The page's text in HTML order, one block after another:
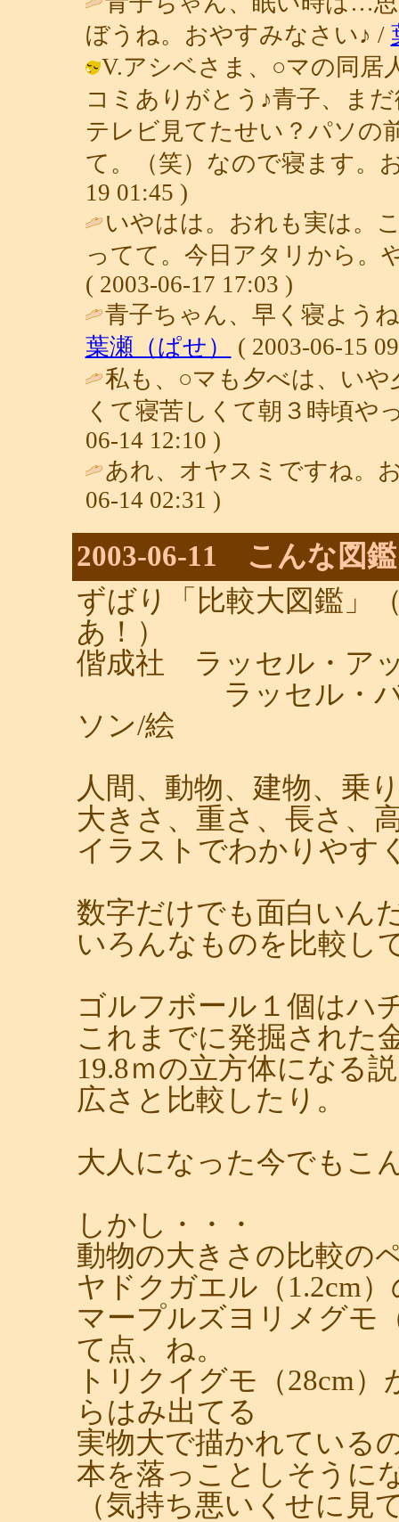
ぼうね。おやすみなさい♪ /
V.アシベさま、○マの同居
コミありがとう♪青子、ま
テレビ見てたせい？パソの
て。（笑）なので寝ます。
19 01:45 )
いやはは。おれも実は。
ってて。今日アタリから。
( 2003-06-17 17:03 )
青子ちゃん、早く寝よう
葉瀬（ぱせ）
( 2003-06-15
私も、○マも夕べは、い
くて寝苦しくて朝３時頃や
06-14 12:10 )
あれ、オヤスミですね。
06-14 02:31 )
2003-06-11 こんな図
ずばり「比較大図鑑」
あ！）
偕成社 ラッセル・ア
ラッセル・バー
ソン/絵
人間、動物、建物、乗
大きさ、重さ、長さ、
イラストでわかりやす
数字だけでも面白いん
いろんなものを比較し
ゴルフボール１個はハ
これまでに発掘された
19.8ｍの立方体になる
広さと比較したり。
大人になった今でもこ
しかし・・・
動物の大きさの比較の
ヤドクガエル（1.2cm
マープルズヨリメグモ
て点、ね。
トリクイグモ（
らはみ出てる
実物大で描かれている
本を落っことしそうに
（気持ち悪いくせに見